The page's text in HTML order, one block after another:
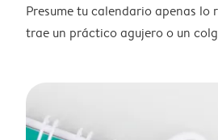
Presume tu calendario apenas lo
trae un práctico agujero o un